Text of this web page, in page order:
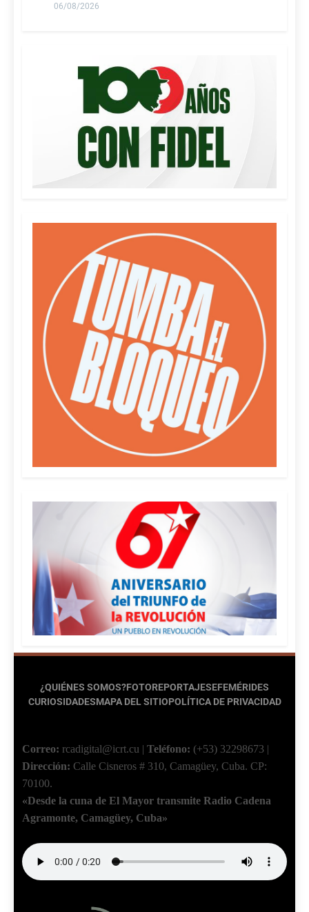
06/08/2026
¿QUIÉNES SOMOS?FOTOREPORTAJESEFEMÉRIDES
CURIOSIDADESMAPA DEL SITIOPOLÍTICA DE PRIVACIDAD
Correo: rcadigital@icrt.cu | Teléfono: (+53) 32298673 |
Dirección: Calle Cisneros # 310, Camagüey, Cuba. CP:
70100.
«Desde la cuna de El Mayor transmite Radio Cadena
Agramonte, Camagüey, Cuba»